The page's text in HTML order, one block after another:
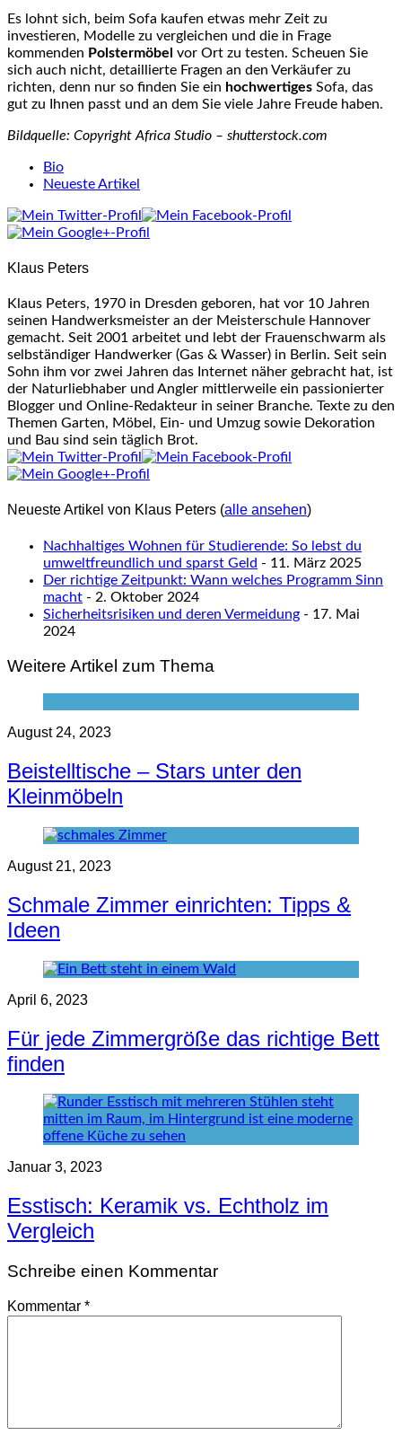
Es lohnt sich, beim Sofa kaufen etwas mehr Zeit zu
investieren, Modelle zu vergleichen und die in Frage
kommenden Polstermöbel vor Ort zu testen. Scheuen Sie
sich auch nicht, detaillierte Fragen an den Verkäufer zu
richten, denn nur so finden Sie ein hochwertiges Sofa, das
gut zu Ihnen passt und an dem Sie viele Jahre Freude haben.
Bildquelle: Copyright Africa Studio – shutterstock.com
following
tabs
change
below.
Bio
Neueste Artikel
Klaus Peters
Klaus Peters, 1970 in Dresden geboren, hat vor 10 Jahren
seinen Handwerksmeister an der Meisterschule Hannover
gemacht. Seit 2001 arbeitet und lebt der Frauenschwarm als
selbständiger Handwerker (Gas & Wasser) in Berlin. Seit sein
Sohn ihm vor zwei Jahren das Internet näher gebracht hat, ist
der Naturliebhaber und Angler mittlerweile ein passionierter
Blogger und Online-Redakteur in seiner Branche. Texte zu den
Themen Garten, Möbel, Ein- und Umzug sowie Dekoration
und Bau sind sein täglich Brot.
Neueste Artikel von Klaus Peters (alle ansehen)
Nachhaltiges Wohnen für Studierende: So lebst du
umweltfreundlich und sparst Geld - 11. März 2025
Der richtige Zeitpunkt: Wann welches Programm Sinn
macht - 2. Oktober 2024
Sicherheitsrisiken und deren Vermeidung - 17. Mai
2024
Weitere Artikel zum Thema
August 24, 2023
Beistelltische – Stars unter den
Kleinmöbeln
August 21, 2023
Schmale Zimmer einrichten: Tipps &
Ideen
April 6, 2023
Für jede Zimmergröße das richtige Bett
finden
Januar 3, 2023
Esstisch: Keramik vs. Echtholz im
Vergleich
Schreibe einen Kommentar
Kommentar *